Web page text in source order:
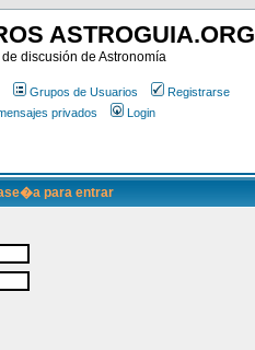
ASTROGUIA.ORG
discusión de Astronomía
Grupos de Usuarios
Registrarse
privados Login
para entrar